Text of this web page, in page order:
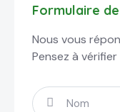
Formulaire
Nous vous
Pensez à